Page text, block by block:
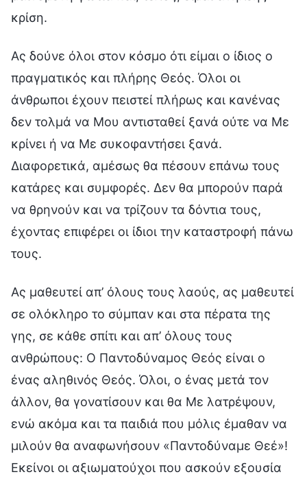
κρίση.
Ας δούνε όλοι στον κόσμο ότι είμαι ο ίδιος ο
πραγματικός και πλήρης Θεός. Όλοι οι
άνθρωποι έχουν πειστεί πλήρως και κανένας
δεν τολμά να Μου αντισταθεί ξανά ούτε να Με
κρίνει ή να Με συκοφαντήσει ξανά.
Διαφορετικά, αμέσως θα πέσουν επάνω τους
κατάρες και συμφορές. Δεν θα μπορούν παρά
να θρηνούν και να τρίζουν τα δόντια τους,
έχοντας επιφέρει οι ίδιοι την καταστροφή πάνω
τους.
Ας μαθευτεί απ’ όλους τους λαούς, ας μαθευτεί
σε ολόκληρο το σύμπαν και στα πέρατα της
γης, σε κάθε σπίτι και απ’ όλους τους
ανθρώπους: Ο Παντοδύναμος Θεός είναι ο
ένας αληθινός Θεός. Όλοι, ο ένας μετά τον
άλλον, θα γονατίσουν και θα Με λατρέψουν,
ενώ ακόμα και τα παιδιά που μόλις έμαθαν να
μιλούν θα αναφωνήσουν «Παντοδύναμε Θεέ»!
Εκείνοι οι αξιωματούχοι που ασκούν εξουσία